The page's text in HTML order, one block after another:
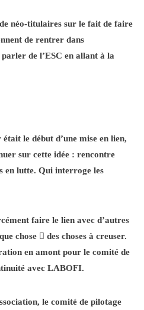
néo-titulaires sur le fait de faire
de rentrer dans
de l’ESC en allant à la
le début d’une mise en lien,
sur cette idée : rencontre
en lutte. Qui interroge les
faire le lien avec d’autres
chose  des choses à creuser.
en amont pour le comité de
avec LABOFI.
le comité de pilotage